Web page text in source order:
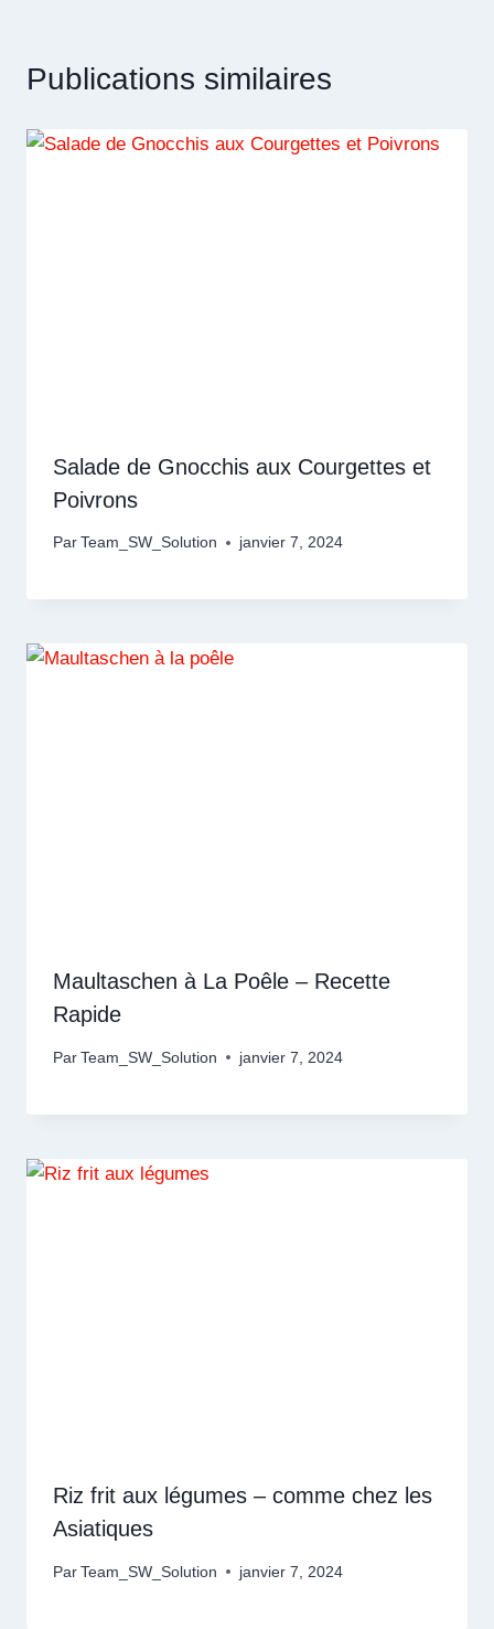
Publications similaires
Salade de Gnocchis aux Courgettes et
Poivrons
Par Team_SW_Solution janvier 7, 2024
Maultaschen à La Poêle – Recette
Rapide
Par Team_SW_Solution janvier 7, 2024
Riz frit aux légumes – comme chez les
Asiatiques
Par Team_SW_Solution janvier 7, 2024